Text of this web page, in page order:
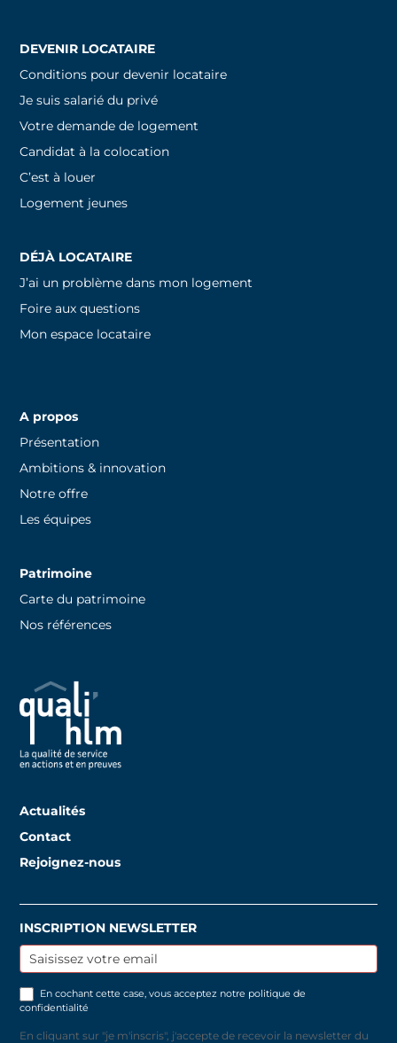
DEVENIR LOCATAIRE
Conditions pour devenir locataire
Je suis salarié du privé
Votre demande de logement
Candidat à la colocation
C’est à louer
Logement jeunes
DÉJÀ LOCATAIRE
J’ai un problème dans mon logement
Foire aux questions
Mon espace locataire
A propos
Présentation
Ambitions & innovation
Notre offre
Les équipes
Patrimoine
Carte du patrimoine
Nos références
Actualités
Contact
Rejoignez-nous
Inscription
newsletter
INSCRIPTION NEWSLETTER
En cochant cette case, vous acceptez notre politique de
confidentialité
En cliquant sur "je m'inscris", j'accepte de recevoir la newsletter du